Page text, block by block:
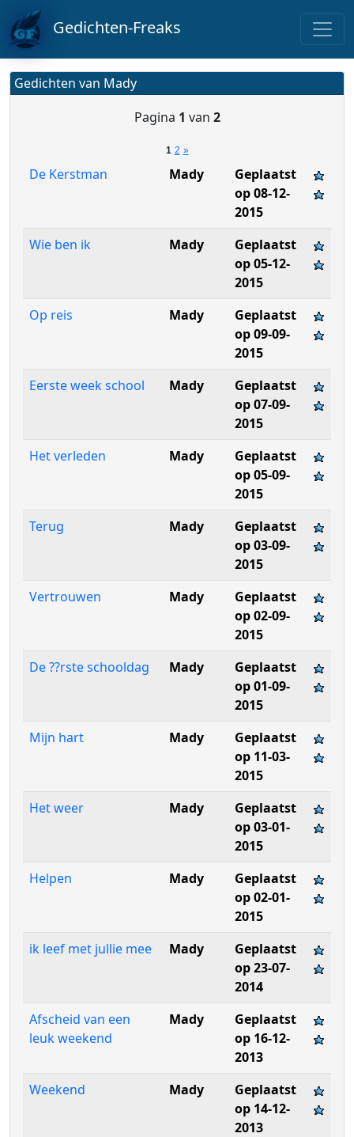
Gedichten-Freaks
Gedichten van Mady
Pagina 1 van 2
1 2 »
De Kerstman Mady
Geplaatst
op 08-12-
2015
Wie ben ik
Mady
Geplaatst
op 05-12-
2015
Op reis
Mady
Geplaatst
op 09-09-
2015
Eerste week school
Mady
Geplaatst
op 07-09-
2015
Het verleden
Mady
Geplaatst
op 05-09-
2015
Terug
Mady
Geplaatst
op 03-09-
2015
Vertrouwen
Mady
Geplaatst
op 02-09-
2015
De ??rste schooldag
Mady
Geplaatst
op 01-09-
2015
Mijn hart
Mady
Geplaatst
op 11-03-
2015
Het weer
Mady
Geplaatst
op 03-01-
2015
Helpen
Mady
Geplaatst
op 02-01-
2015
ik leef met jullie mee
Mady
Geplaatst
op 23-07-
2014
Afscheid van een
leuk weekend
Mady
Geplaatst
op 16-12-
2013
Weekend
Mady
Geplaatst
op 14-12-
2013